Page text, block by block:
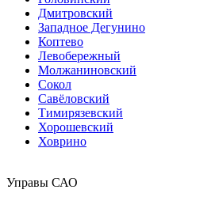
Дмитровский
Западное Дегунино
Коптево
Левобережный
Молжаниновский
Сокол
Савёловский
Тимирязевский
Хорошевский
Ховрино
Управы САО